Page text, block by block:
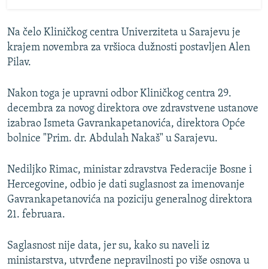
Na čelo Kliničkog centra Univerziteta u Sarajevu je
krajem novembra za vršioca dužnosti postavljen Alen
Pilav.
Nakon toga je upravni odbor Kliničkog centra 29.
decembra za novog direktora ove zdravstvene ustanove
izabrao Ismeta Gavrankapetanovića, direktora Opće
bolnice "Prim. dr. Abdulah Nakaš" u Sarajevu.
Nediljko Rimac, ministar zdravstva Federacije Bosne i
Hercegovine, odbio je dati suglasnost za imenovanje
Gavrankapetanovića na poziciju generalnog direktora
21. februara.
Saglasnost nije data, jer su, kako su naveli iz
ministarstva, utvrđene nepravilnosti po više osnova u